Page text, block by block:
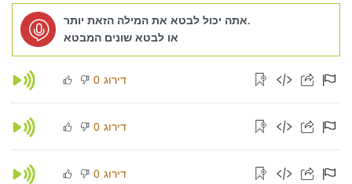
אתה יכול לבטא את המילה הזאת יותר.
או לבטא שונים המבטא
0 דירוג
0 דירוג
0 דירוג